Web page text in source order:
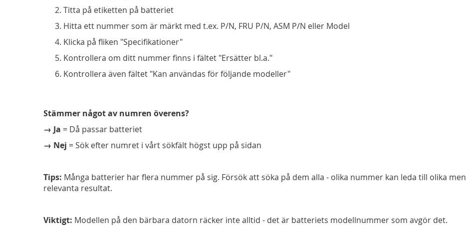
Titta på etiketten på batteriet
Hitta ett nummer som är märkt med t.ex. P/N, FRU P/N, ASM P/N eller Model
Klicka på fliken "Specifikationer"
Kontrollera om ditt nummer finns i fältet "Ersätter bl.a."
Kontrollera även fältet "Kan användas för följande modeller"
Stämmer något av numren överens?
→ Ja = Då passar batteriet
→ Nej = Sök efter numret i vårt sökfält högst upp på sidan
Tips: Många batterier har flera nummer på sig. Försök att söka på dem alla - olika nummer kan leda till olika men
relevanta resultat.
Viktigt: Modellen på den bärbara datorn räcker inte alltid - det är batteriets modellnummer som avgör det.